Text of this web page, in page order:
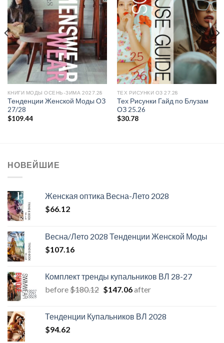
Add to
wishlist
КНИГИ МОДЫ ОСЕНЬ-ЗИМА 2027.28
Тенденции Женской Моды ОЗ
27/28
$109.44
Add to
wishlist
ТЕХ РИСУНКИ ОЗ 27.28
Тех Рисунки Гайд по Блузам
ОЗ 25.26
$30.78
НОВЕЙШИЕ
Женская оптика Весна-Лето 2028
$66.12
Весна/Лето 2028 Тенденции Женской Моды
$107.16
Комплект тренды купальников ВЛ 28-27
before$180.12 Первоначальная
$180.12.
$147.06Текущая
after
Тенденции Купальников ВЛ 2028
$94.62